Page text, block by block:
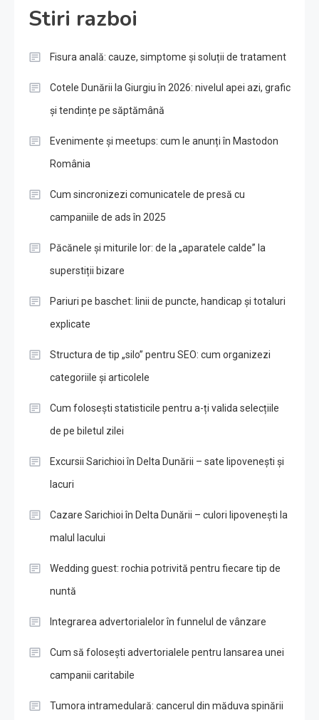
Stiri razboi
Fisura anală: cauze, simptome și soluții de tratament
Cotele Dunării la Giurgiu în 2026: nivelul apei azi, grafic
și tendințe pe săptămână
Evenimente și meetups: cum le anunți în Mastodon
România
Cum sincronizezi comunicatele de presă cu
campaniile de ads în 2025
Păcănele și miturile lor: de la „aparatele calde” la
superstiții bizare
Pariuri pe baschet: linii de puncte, handicap și totaluri
explicate
Structura de tip „silo” pentru SEO: cum organizezi
categoriile și articolele
Cum folosești statisticile pentru a-ți valida selecțiile
de pe biletul zilei
Excursii Sarichioi în Delta Dunării – sate lipovenești și
lacuri
Cazare Sarichioi în Delta Dunării – culori lipovenești la
malul lacului
Wedding guest: rochia potrivită pentru fiecare tip de
nuntă
Integrarea advertorialelor în funnelul de vânzare
Cum să folosești advertorialele pentru lansarea unei
campanii caritabile
Tumora intramedulară: cancerul din măduva spinării